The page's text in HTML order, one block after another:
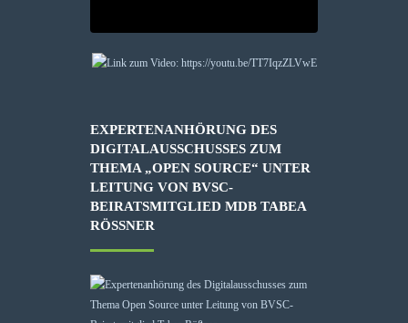
EXPERTENANHÖRUNG DES
DIGITALAUSSCHUSSES ZUM
THEMA „OPEN SOURCE“ UNTER
LEITUNG VON BVSC-
BEIRATSMITGLIED MDB TABEA
RÖSSNER